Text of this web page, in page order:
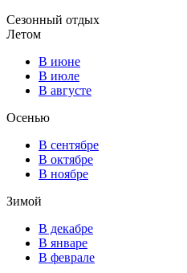
Сезонный отдых
Летом
В июне
В июле
В августе
Осенью
В сентябре
В октябре
В ноябре
Зимой
В декабре
В январе
В феврале